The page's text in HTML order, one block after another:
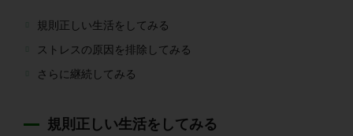
規則正しい生活をしてみる
ストレスの原因を排除してみる
さらに継続してみる
規則正しい生活をしてみる